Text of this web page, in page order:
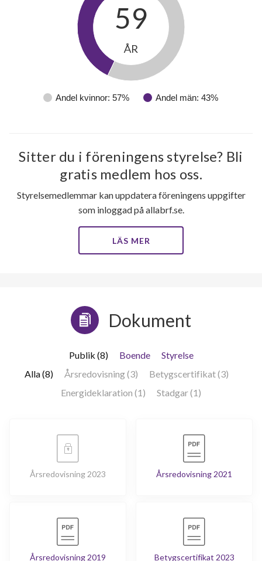
17
Andel kvinnor: 57% Andel män: 43%
59
ÅR
Sitter du i föreningens styrelse? Bli
gratis medlem hos oss.
Styrelsemedlemmar kan uppdatera föreningens uppgifter
som inloggad på allabrf.se.
LÄS MER
Dokument
Publik (8) Boende
Styrelse
Alla (8)
Årsredovisning (3)
Betygscertifikat (3)
Energideklaration (1)
Stadgar (1)
Årsredovisning 2023 Årsredovisning 2021
Årsredovisning 2019 Betygscertifikat 2023